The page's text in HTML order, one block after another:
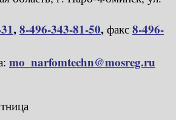
,8-496-343-81-50, факс 8-496-
mo_narfomtechn@mosreg.ru